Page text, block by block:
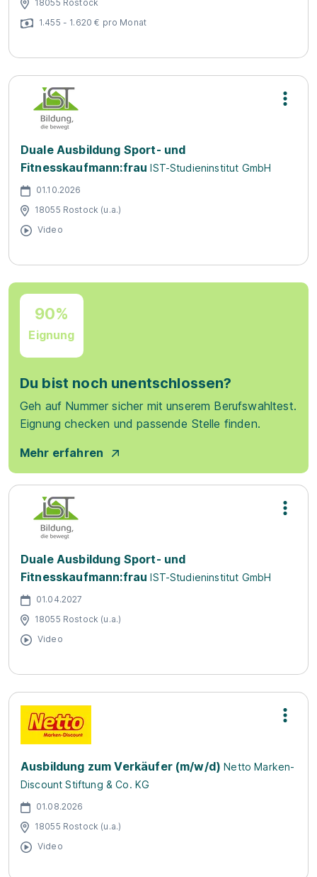
18055 Rostock
1.455 - 1.620 € pro Monat
Duale Ausbildung Sport- und
Fitnesskaufmann:frau IST-Studieninstitut GmbH
01.10.2026
18055 Rostock (u.a.)
Video
90%
Eignung
Du bist noch unentschlossen?
Geh auf Nummer sicher mit unserem Berufswahltest.
Eignung checken und passende Stelle finden.
Mehr erfahren
Duale Ausbildung Sport- und
Fitnesskaufmann:frau IST-Studieninstitut GmbH
01.04.2027
18055 Rostock (u.a.)
Video
Ausbildung zum Verkäufer (m/w/d) Netto Marken-
Discount Stiftung & Co. KG
01.08.2026
18055 Rostock (u.a.)
Video